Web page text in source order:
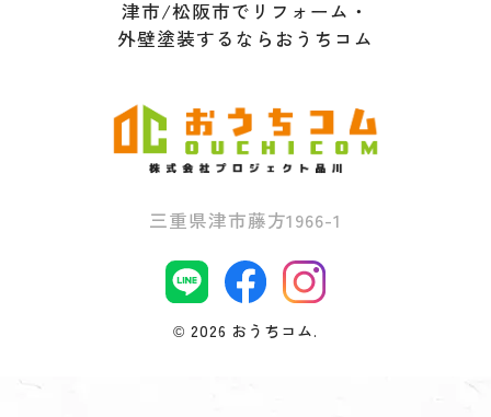
津市/松阪市でリフォーム・
外壁塗装するならおうちコム
三重県津市藤方1966-1
© 2026 おうちコム.